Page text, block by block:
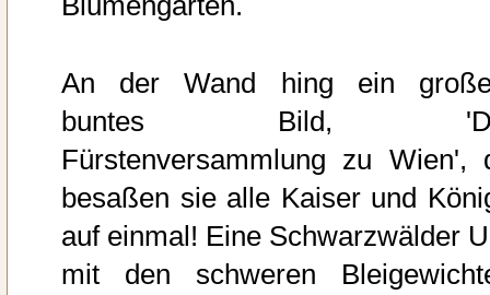
An der Wand hing ein
buntes Bild,
Fürstenversammlung zu Wien',
besaßen sie alle Kaiser und
auf einmal! Eine Schwarzwälder
mit den schweren